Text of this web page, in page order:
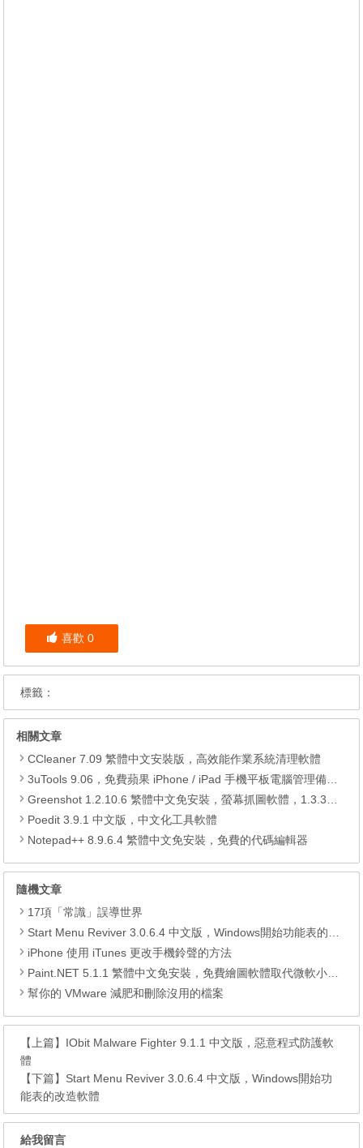
喜歡 0
標籤：
相關文章
CCleaner 7.09 繁體中文安裝版，高效能作業系統清理軟體
3uTools 9.06，免費蘋果 iPhone / iPad 手機平板電腦管理備份還原軟體
Greenshot 1.2.10.6 繁體中文免安裝，螢幕抓圖軟體，1.3.315 安裝版
Poedit 3.9.1 中文版，中文化工具軟體
Notepad++ 8.9.6.4 繁體中文免安裝，免費的代碼編輯器
隨機文章
17項「常識」誤導世界
Start Menu Reviver 3.0.6.4 中文版，Windows開始功能表的改造軟體
iPhone 使用 iTunes 更改手機鈴聲的方法
Paint.NET 5.1.1 繁體中文免安裝，免費繪圖軟體取代微軟小畫家
幫你的 VMware 減肥和刪除沒用的檔案
【上篇】 IObit Malware Fighter 9.1.1 中文版，惡意程式防護軟
體
【下篇】 Start Menu Reviver 3.0.6.4 中文版，Windows開始功
能表的改造軟體
給我留言